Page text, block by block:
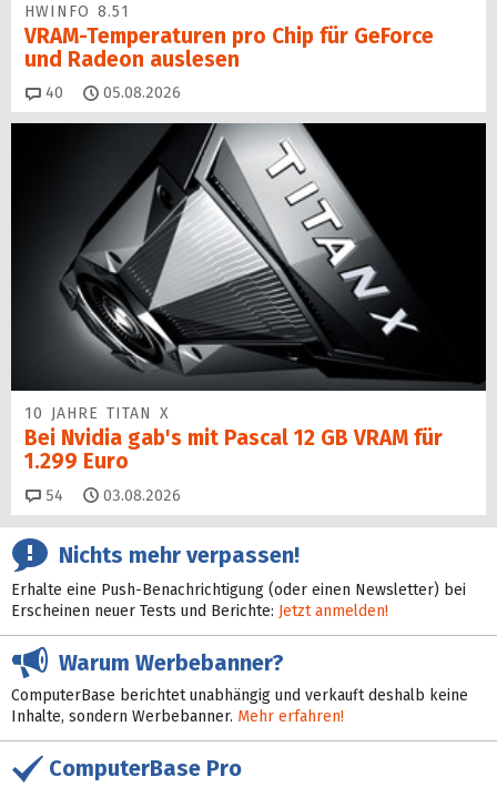
HWINFO 8.51
VRAM-Temperaturen pro Chip für GeForce
und Radeon auslesen
40 Kommentare
05.08.2026
10 JAHRE TITAN X
Bei Nvidia gab's mit Pascal 12 GB VRAM für
1.299 Euro
54 Kommentare
03.08.2026
Nichts mehr verpassen!
Erhalte eine Push-Benachrichtigung (oder einen Newsletter) bei
Erscheinen neuer Tests und Berichte: Jetzt anmelden!
Warum Werbebanner?
ComputerBase berichtet unabhängig und verkauft deshalb keine
Inhalte, sondern Werbebanner. Mehr erfahren!
ComputerBase Pro